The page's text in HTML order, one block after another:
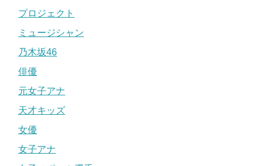
プロジェクト
ミュージシャン
乃木坂46
俳優
元女子アナ
天才キッズ
女優
女子アナ